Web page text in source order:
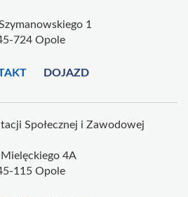
1
724 Opole
DOJAZD
Społecznej i Zawodowej
4A
115 Opole